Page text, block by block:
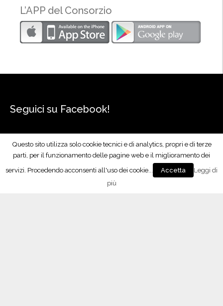
L’APP del Consorzio
Seguici su Facebook!
Questo sito utilizza solo cookie tecnici e di analytics, propri e di terze
parti, per il funzionamento delle pagine web e il miglioramento dei
servizi. Procedendo acconsenti all'uso dei cookie...
Accetta
Leggi di
più